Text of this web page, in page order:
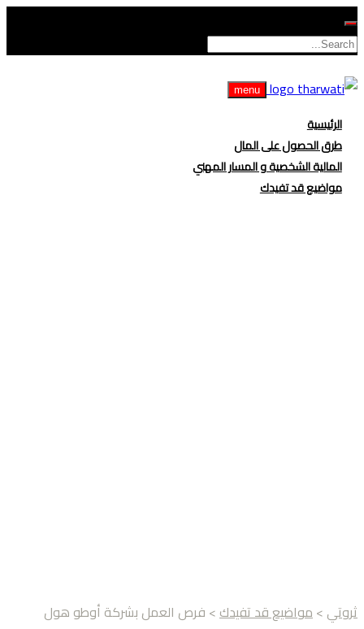
menu
الرئيسية
طرق الحصول على المال
المالية الشخصية و المسار المهني
مواضيع قد تفيدك
ثروتي>مواضيع قد تفيدك> فرص العمل بشركة أوطو هول